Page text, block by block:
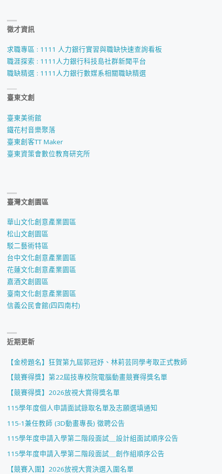
徵才資訊
求職專區 : 1111 人力銀行實習與職缺快速查詢看板
職涯探索 : 1111人力銀行科技島社群新聞平台
職缺精選 : 1111人力銀行數媒系相關職缺精選
臺東文創
臺東美術館
鐵花村音樂聚落
臺東創客TT Maker
臺東資策會數位教育研究所
臺灣文創園區
華山文化創意產業園區
松山文創園區
駁二藝術特區
台中文化創意產業園區
花蓮文化創意產業園區
嘉酒文創園區
臺南文化創意產業園區
信義公民會館(四四南村)
近期更新
【金榜題名】狂賀第九屆郭冠妤、林莉芸同學考取正式教師
【競賽得獎】第22屆技專校院電腦動畫競賽得獎名單
【競賽得獎】2026放視大賞得獎名單
115學年度個人申請面試錄取名單及志願選填通知
115-1兼任教師 (3D動畫專長) 徵聘公告
115學年度申請入學第二階段面試＿設計組面試順序公告
115學年度申請入學第二階段面試＿創作組順序公告
【競賽入圍】2026放視大賞決選入圍名單